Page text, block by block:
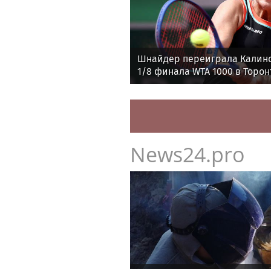
Шнайдер переиграла
1/8 финала WTA 1000 в
News24.pro